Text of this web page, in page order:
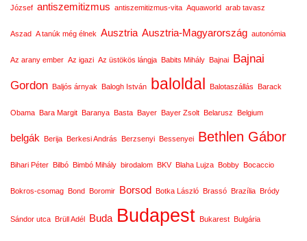
József antiszemitizmus antiszemitizmus-vita Aquaworld arab tavasz
Aszad A tanúk még élnek Ausztria Ausztria-Magyarország autonómia
Az arany ember Az igazi Az üstökös lángja Babits Mihály Bajnai Bajnai
Gordon Baljós árnyak Balogh István baloldal Balotaszállás Barack
Obama Bara Margit Baranya Basta Bayer Bayer Zsolt Belarusz Belgium
belgák Berija Berkesi András Berzsenyi Bessenyei Bethlen Gábor
Bihari Péter Bilbó Bimbó Mihály birodalom BKV Blaha Lujza Bobby Bocaccio
Bokros-csomag Bond Boromir Borsod Botka László Brassó Brazília Bródy
Sándor utca Brüll Adél Buda Budapest Bukarest Bulgária